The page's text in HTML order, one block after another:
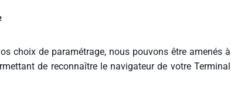
choix de paramétrage, nous pouvons être amenés à
de reconnaître le navigateur de votre Terminal